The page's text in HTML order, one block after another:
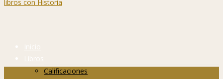
Inicio
Libros
Calificaciones